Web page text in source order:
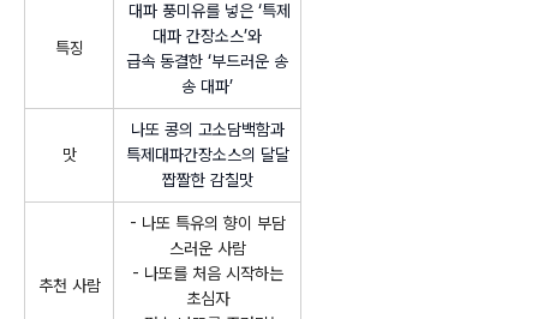
특징
대파 풍미유를 넣은 ‘특제
대파 간장소스’와
급속 동결한 ‘부드러운 송
송 대파’
맛
나또 콩의 고소담백함과
특제대파간장소스의 달달
짭짤한 감칠맛
추천 사람
- 나또 특유의 향이 부담
스러운 사람
- 나또를 처음 시작하는
초심자